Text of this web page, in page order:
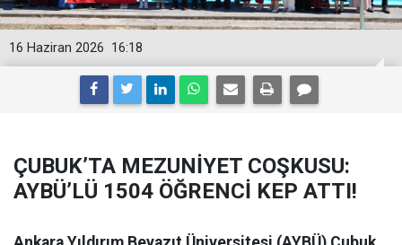
16:18
16 Haziran 2026
ÇUBUK’TA MEZUNİYET COŞKUSU:
AYBÜ’LÜ 1504 ÖĞRENCİ KEP ATTI!